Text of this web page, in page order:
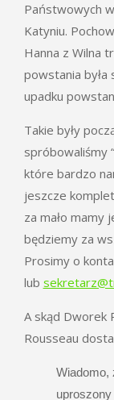
Państwowych
Katyniu.
Hanna z Wilna
powstania była
upadku
Takie były
spróbowaliśmy
które bardzo
jeszcze
za mało mamy
będziemy za
Prosimy o
lub
A skąd Dworek
Rousseau
Wiadomo,
uproszony